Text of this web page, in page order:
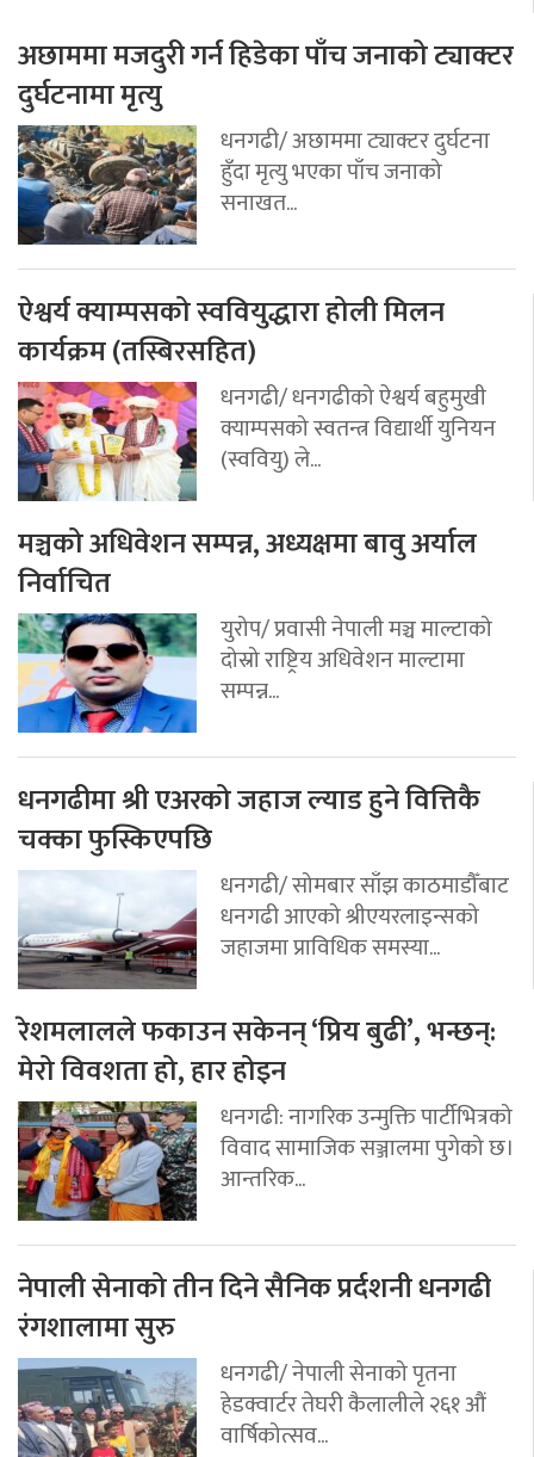
अछाममा मजदुरी गर्न हिडेका पाँच जनाको ट्याक्टर
दुर्घटनामा मृत्यु
धनगढी/ अछाममा ट्याक्टर दुर्घटना
हुँदा मृत्यु भएका पाँच जनाको
सनाखत...
ऐश्वर्य क्याम्पसको स्ववियुद्धारा होली मिलन
कार्यक्रम (तस्बिरसहित)
धनगढी/ धनगढीको ऐश्वर्य बहुमुखी
क्याम्पसको स्वतन्त्र विद्यार्थी युनियन
(स्ववियु) ले...
मञ्चको अधिवेशन सम्पन्न, अध्यक्षमा बावु अर्याल
निर्वाचित
युरोप/ प्रवासी नेपाली मञ्च माल्टाको
दोस्रो राष्ट्रिय अधिवेशन माल्टामा
सम्पन्न...
धनगढीमा श्री एअरको जहाज ल्याड हुने वित्तिकै
चक्का फुस्किएपछि
धनगढी/ सोमबार साँझ काठमाडौँबाट
धनगढी आएको श्रीएयरलाइन्सको
जहाजमा प्राविधिक समस्या...
रेशमलालले फकाउन सकेनन् ‘प्रिय बुढी’, भन्छन्:
मेरो विवशता हो, हार होइन
धनगढी: नागरिक उन्मुक्ति पार्टीभित्रको
विवाद सामाजिक सञ्जालमा पुगेको छ।
आन्तरिक...
नेपाली सेनाको तीन दिने सैनिक प्रर्दशनी धनगढी
रंगशालामा सुरु
धनगढी/ नेपाली सेनाको पृतना
हेडक्वार्टर तेघरी कैलालीले २६१ औं
वार्षिकोत्सव...